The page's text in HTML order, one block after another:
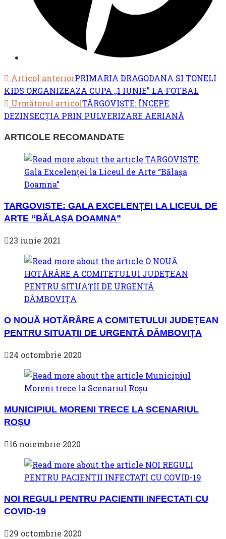
READ
MORE
ARTICLES
Articol anteriorPRIMARIA DRAGODANA SI TONELI
KIDS ORGANIZEAZA CUPA „1 IUNIE” LA FOTBAL
Următorul articolTÂRGOVIȘTE: ÎNCEPE
DEZINSECȚIA PRIN PULVERIZARE AERIANĂ
ARTICOLE RECOMANDATE
TARGOVISTE: GALA EXCELENȚEI LA LICEUL DE
ARTE “BĂLAȘA DOAMNA”
23 iunie 2021
O NOUĂ HOTĂRÂRE A COMITETULUI JUDEȚEAN
PENTRU SITUAȚII DE URGENȚĂ DÂMBOVIȚA
24 octombrie 2020
MUNICIPIUL MORENI TRECE LA SCENARIUL
ROȘU
16 noiembrie 2020
NOI REGULI PENTRU PACIENTII INFECTATI CU
COVID-19
29 octombrie 2020